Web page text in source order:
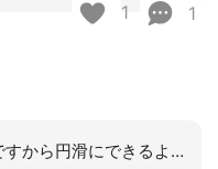
1 1
なるほど、他職種連携は必要ですから円滑にできるようにする必要があるんですね。